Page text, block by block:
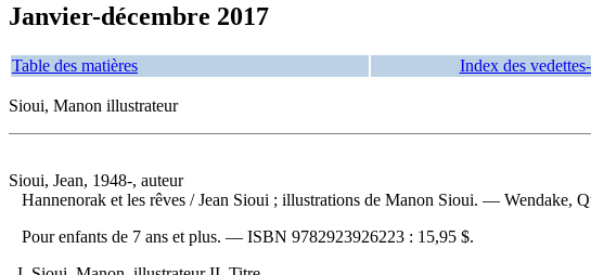
Janvier-décembre 2017
Table des matières Index des
Sioui, Manon illustrateur
Sioui, Jean, 1948-, auteur
Hannenorak et les rêves / Jean Sioui ; illustrations de Manon Sioui. — Wendake,
Pour enfants de 7 ans et plus. — ISBN 9782923926223 : 15,95 $.